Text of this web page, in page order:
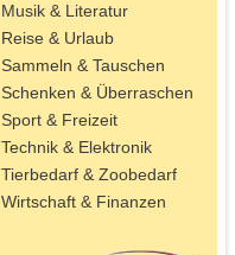
Musik & Literatur
Reise & Urlaub
Sammeln & Tauschen
Schenken & Überraschen
Sport & Freizeit
Technik & Elektronik
Tierbedarf & Zoobedarf
Wirtschaft & Finanzen